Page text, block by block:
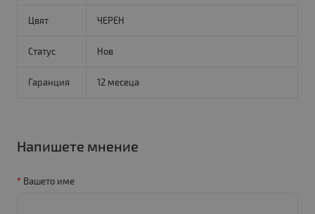
Цвят ЧЕРЕН
Статус Нов
Гаранция 12 месеца
Напишете мнение
Вашето име